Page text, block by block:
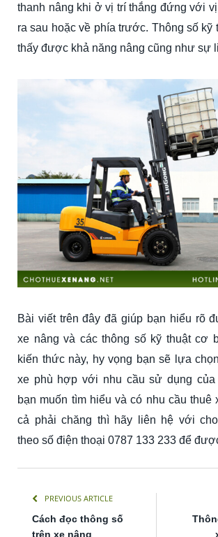
thanh nâng khi ở vị trí thắng đứng với
ra sau hoặc về phía trước. Thông số kỹ
thấy được khả năng nâng cũng như sự
Bài viết trên đây đã giúp bạn hiểu rõ
xe nâng và các thông số kỹ thuật cơ
kiến thức này, hy vọng bạn sẽ lựa
xe phù hợp với nhu cầu sử dụng của
bạn muốn tìm hiểu và có nhu cầu thuê
cả phải chăng thì hãy liên hệ với
theo số điện thoại 0787 133 233 để
PREVIOUS ARTICLE
Cách đọc thông số
trên xe nâng